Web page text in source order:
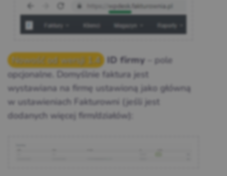
Nowość od wersji 1.4 ID firmy
– pole
opcjonalne. Domyślnie faktura jest
wystawiana na firmę ustawioną jako główną
w ustawieniach Fakturowni (jeśli jest
dodanych więcej firm/działów):